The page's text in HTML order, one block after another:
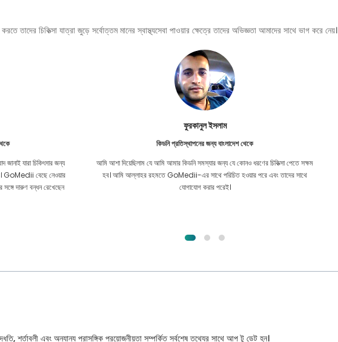
তাদের চিকিত্সা যাত্রা জুড়ে সর্বোত্তম মানের স্বাস্থ্যসেবা পাওয়ার ক্ষেত্রে তাদের অভিজ্ঞতা আমাদের সাথে ভাগ করে নেয়।
যারা চিকিৎসার জন্য
GoMedii বেছে নেওয়ার
সঙ্গে দারুণ বন্ধন রেখেছেন
ফুরকানুল ইসলাম
কিডনি প্রতিস্থাপনের জন্য বাংলাদেশ থেকে
আমি আশা দিয়েছিলাম যে আমি আমার কিডনি সমস্যার জন্য যে কোনও ধরণের চিকিত্সা পেতে সক্ষম
হব। আমি আল্লাহর রহমতে GoMedii-এর সাথে পরিচিত হওয়ার পরে এবং তাদের সাথে
যোগাযোগ করার পরেই।
শর্তাবলী এবং অন্যান্য প্রাসঙ্গিক প্রয়োজনীয়তা সম্পর্কিত সর্বশেষ তথ্যের সাথে আপ টু ডেট হন।